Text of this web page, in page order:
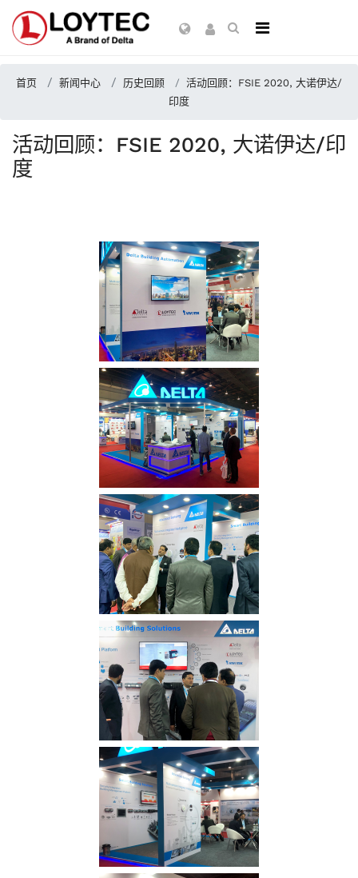
首页 新闻中心 历史回顾
活动回顾：FSIE 2020, 大诺伊达/
印度
活动回顾：FSIE 2020, 大诺伊达/印
度